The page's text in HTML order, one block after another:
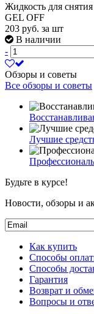
Жидкость для
GEL OFF
203 руб. за шт
В наличии
-
Обзоры и советы
Все обзоры и советы
Лучшие
Будьте в курсе!
Новости, обзоры и
Как купить
Способы
Способы
Гарантия
Возврат и
Вопросы и